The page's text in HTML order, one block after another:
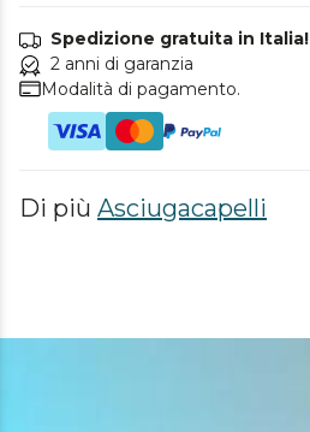
Spedizione gratuita in Italia!
2 anni di garanzia
Modalità di pagamento.
Di più Asciugacapelli